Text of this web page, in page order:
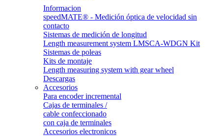
Informacion
speedMATE® - Medición óptica de velocidad sin
contacto
Sistemas de medición de longitud
Length measurement system LMSCA-WDGN Kit
Sistemas de poleas
Kits de montaje
Length measuring system with gear wheel
Descargas
Accesorios
Para encoder incremental
Cajas de terminales /
cable confeccionado
con caja de terminales
Accesorios electronicos